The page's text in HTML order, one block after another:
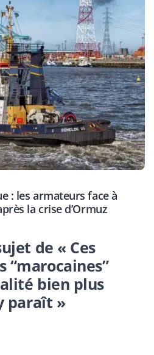
: les armateurs face à
la crise d’Ormuz
de « Ces
“marocaines”
bien plus
paraît »